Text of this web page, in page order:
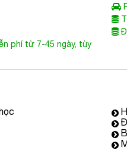
phí từ 7-45 ngày, tùy